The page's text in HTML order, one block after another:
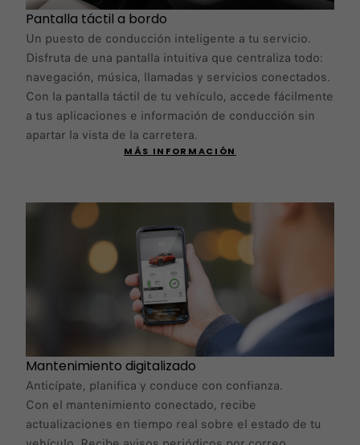
Pantalla táctil a bordo
Un puesto de conducción inteligente a tu servicio.
Disfruta de una pantalla intuitiva que centraliza todo:
navegación, música, llamadas y servicios conectados.
Con la pantalla táctil de tu vehículo, accede fácilmente
a tus aplicaciones e información de conducción sin
apartar la vista de la carretera.
MÁS INFORMACIÓN
Mantenimiento digitalizado
Anticípate, planifica y conduce con confianza.
Con el mantenimiento conectado, recibe
actualizaciones en tiempo real sobre el estado de tu